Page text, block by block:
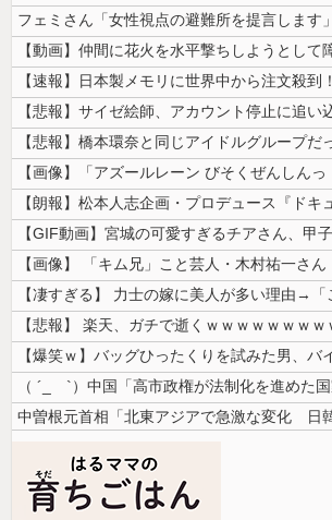
フェミさん「女性視点の避難所を提言します」
【悲報】サイゼ絵師、アカウント停止に追い
【GIF動画】宮城の可愛すぎるチアさん、甲
【爆笑ｗ】バッグひったくりを試みた男、バ
中曽根元首相「北東アジアで急激な変化 日